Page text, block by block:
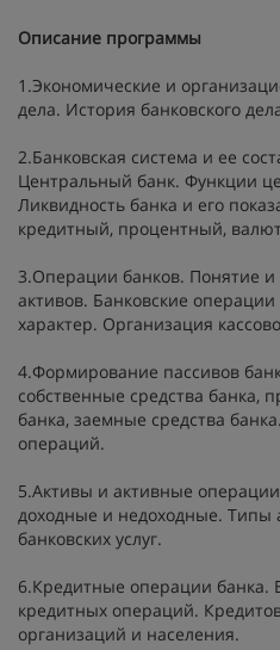
Описание программы
1.Экономические и
дела. История банковского
2.Банковская система и ее
Центральный банк. Функции
Ликвидность банка и его
кредитный, процентный,
3.Операции банков. Понятие и
активов. Банковские
характер. Организация
4.Формирование пассивов
собственные средства банка,
банка, заемные средства
операций.
5.Активы и активные
доходные и недоходные.
банковских услуг.
6.Кредитные операции банка.
кредитных операций.
организаций и населения.